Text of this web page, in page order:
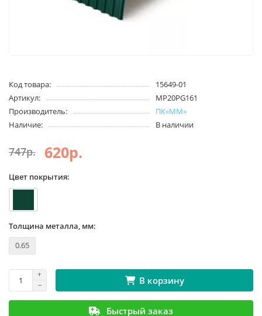
Код товара:
15649-01
Артикул:
MP20PG161
Производитель:
ПК«ММ»
Наличие:
В наличии
747р. 620р.
Цвет покрытия:
Толщина металла, мм:
0.65
В корзину
Быстрый заказ